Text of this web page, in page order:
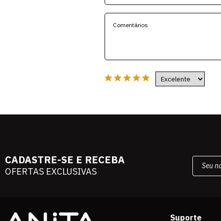
CADASTRE-SE E RECEBA
OFERTAS EXCLUSIVAS
Suporte